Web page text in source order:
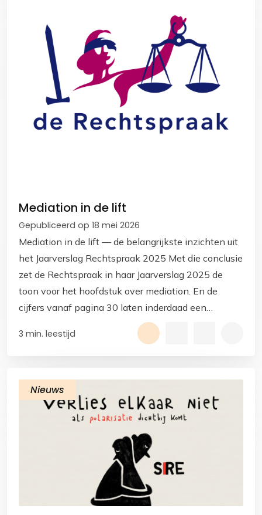
Mediation in de lift
Gepubliceerd op 18 mei 2026
Mediation in de lift — de belangrijkste inzichten uit
het Jaarverslag Rechtspraak 2025 Met die conclusie
zet de Rechtspraak in haar Jaarverslag 2025 de
toon voor het hoofdstuk over mediation. En de
cijfers vanaf pagina 30 laten inderdaad een
duidelijke ontwikkeling zien.
3 min. leestijd
Nieuws